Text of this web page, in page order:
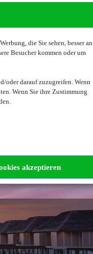
die Sie sehen, besser an
Besucher kommen oder um
oder darauf zuzugreifen. Wenn
Wenn Sie ihre Zustimmung
akzeptieren
verarbeitet.